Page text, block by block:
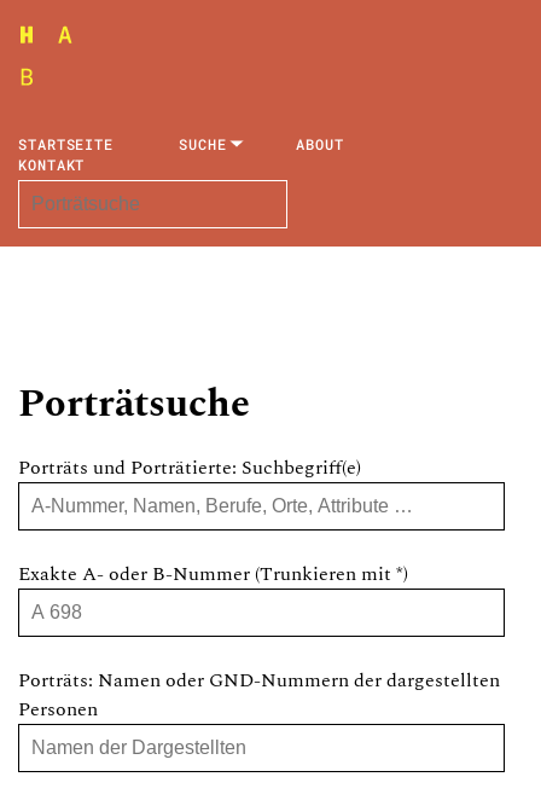
STARTSEITE SUCHE
ABOUT
KONTAKT
Porträtsuche
Porträts und Porträtierte: Suchbegriff(e)
Exakte A- oder B-Nummer (Trunkieren mit *)
Porträts: Namen oder GND-Nummern der dargestellten
Personen